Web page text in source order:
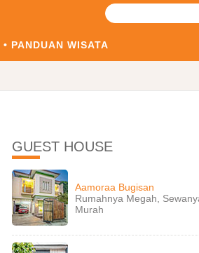
PANDUAN WISATA
GUEST HOUSE
Aamoraa Bugisan
Rumahnya Megah,
Murah